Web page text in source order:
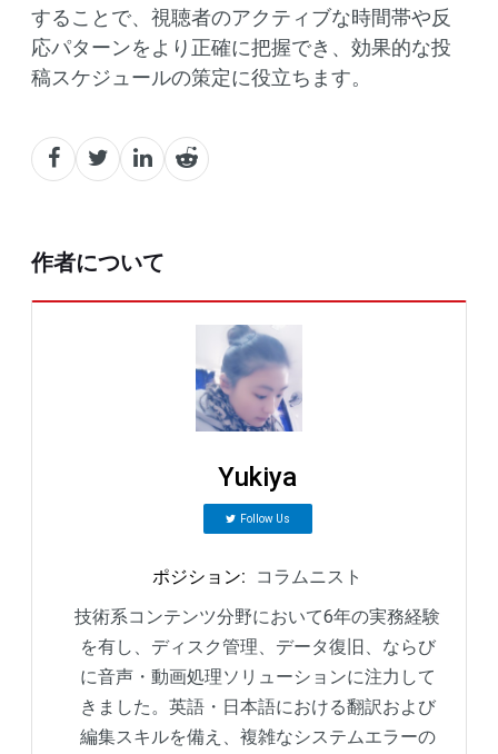
することで、視聴者のアクティブな時間帯や反
応パターンをより正確に把握でき、効果的な投
稿スケジュールの策定に役立ちます。
作者について
Yukiya
Follow Us
ポジション:
コラムニスト
技術系コンテンツ分野において6年の実務経験
を有し、ディスク管理、データ復旧、ならび
に音声・動画処理ソリューションに注力して
きました。英語・日本語における翻訳および
編集スキルを備え、複雑なシステムエラーの